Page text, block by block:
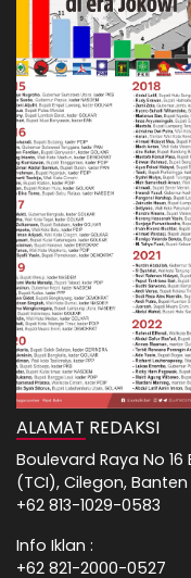
ALAMAT REDAKSI
Boulevard Raya No 16
(TCI), Cilegon, Banten
+62 813-1029-0583
Info Iklan :
+62 821-2000-0527